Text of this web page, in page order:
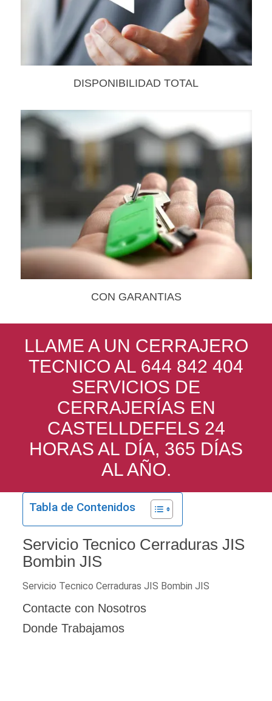
DISPONIBILIDAD TOTAL
CON GARANTIAS
LLAME A UN CERRAJERO
TECNICO AL 644 842 404
SERVICIOS DE
CERRAJERÍAS EN
CASTELLDEFELS 24
HORAS AL DÍA, 365 DÍAS
AL AÑO.
Tabla de Contenidos
Servicio Tecnico Cerraduras JIS
Bombin JIS
Servicio Tecnico Cerraduras JIS Bombin JIS
Contacte con Nosotros
Donde Trabajamos